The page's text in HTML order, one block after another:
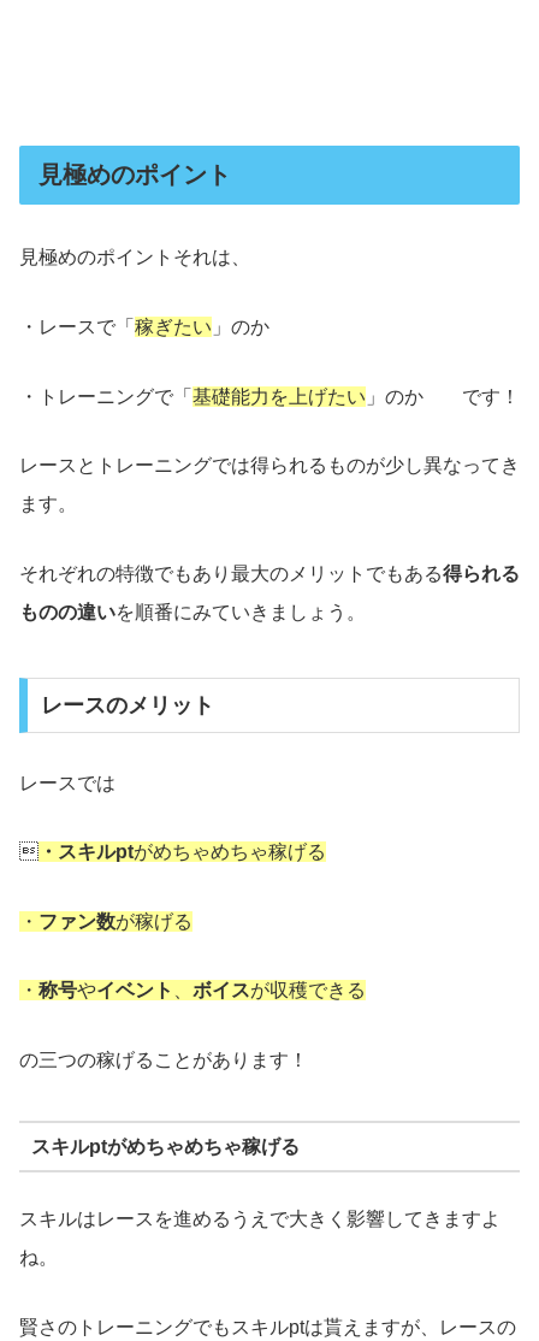
見極めのポイント
見極めのポイントそれは、
・レースで「 稼ぎたい 」のか
・トレーニングで「 基礎能力を上げたい 」のか です！
レースとトレーニングでは得られるものが少し異なってき
ます。
それぞれの特徴でもあり最大のメリットでもある得られる
ものの違いを順番にみていきましょう。
レースのメリット
レースでは
 ・スキルptがめちゃめちゃ稼げる
・ ファン数が稼げる
・ 称号やイベント ボイスが収穫できる
の三つの稼げることがあります！
スキルptがめちゃめちゃ稼げる
スキルはレースを進めるうえで大きく影響してきますよ
ね。
賢さのトレーニングでもスキルptは貰えますが、レースの